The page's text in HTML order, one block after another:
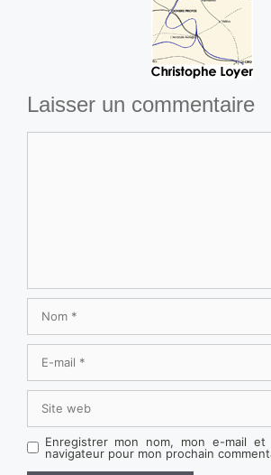
Laisser un commentaire
Commentaire
Nom
E-
mail
Site
web
Enregistrer mon nom, mon e-mail
navigateur pour mon prochain